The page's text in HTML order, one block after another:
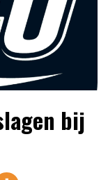
|
|
over clubs,
bij